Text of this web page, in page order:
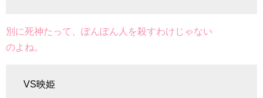
別に死神たって、ぽんぽん人を殺すわけじゃない
のよね。
VS映姫